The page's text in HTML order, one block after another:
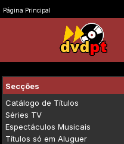
Página Principal
Secções
Catálogo de Títulos
Séries TV
Espectáculos Musicais
Títulos só em Aluguer